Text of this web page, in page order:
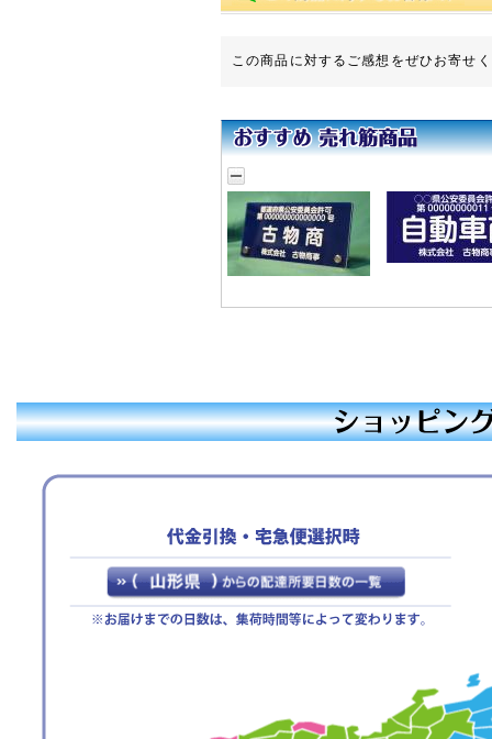
お願い致します。
は、1月5日より順次ご対
ご迷惑をお掛けいたします
が、何卒ご了承くださいま
すよう宜しくお願い申し上
この商品に対するご感想をぜひお寄せ